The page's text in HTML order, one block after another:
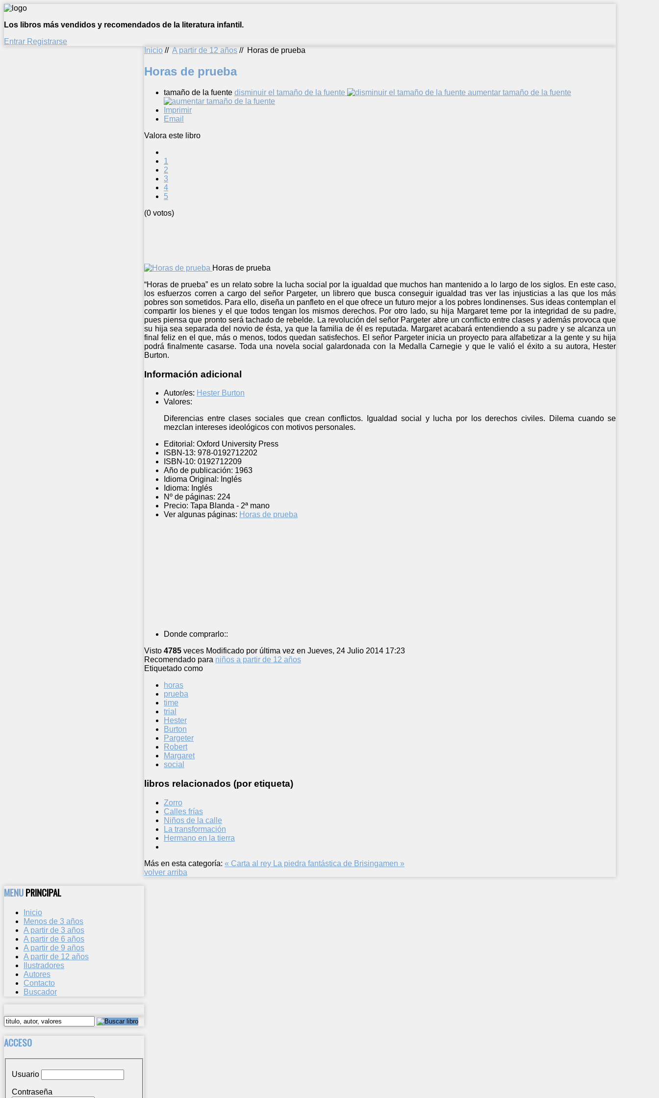
Los libros más vendidos y recomendados de la literatura infantil.
Entrar Registrarse
Inicio // A partir de 12 años // Horas de prueba
Horas de prueba
tamaño de la fuente disminuir el tamaño de la fuente aumentar tamaño de la fuente
Imprimir
Email
Valora este libro
1
2
3
4
5
(0 votos)
Horas de prueba
“Horas de prueba” es un relato sobre la lucha social por la igualdad que muchos han mantenido a lo largo de los siglos. En este caso,
los esfuerzos corren a cargo del señor Pargeter, un librero que busca conseguir igualdad tras ver las injusticias a las que los más
pobres son sometidos. Para ello, diseña un panfleto en el que ofrece un futuro mejor a los pobres londinenses. Sus ideas contemplan el
compartir los bienes y el que todos tengan los mismos derechos. Por otro lado, su hija Margaret teme por la integridad de su padre,
pues piensa que pronto será tachado de rebelde. La revolución del señor Pargeter abre un conflicto entre clases y además provoca que
su hija sea separada del novio de ésta, ya que la familia de él es reputada. Margaret acabará entendiendo a su padre y se alcanza un
final feliz en el que, más o menos, todos quedan satisfechos. El señor Pargeter inicia un proyecto para alfabetizar a la gente y su hija
podrá finalmente casarse. Toda una novela social galardonada con la Medalla Carnegie y que le valió el éxito a su autora, Hester
Burton.
Información adicional
Autor/es: Hester Burton
Valores:
Diferencias entre clases sociales que crean conflictos. Igualdad social y lucha por los derechos civiles. Dilema cuando se
mezclan intereses ideológicos con motivos personales.
Editorial: Oxford University Press
ISBN-13: 978-0192712202
ISBN-10: 0192712209
Año de publicación: 1963
Idioma Original: Inglés
Idioma: Inglés
Nº de páginas: 224
Precio: Tapa Blanda - 2ª mano
Ver algunas páginas: Horas de prueba
Donde comprarlo::
Visto 4785 veces Modificado por última vez en Jueves, 24 Julio 2014 17:23
Recomendado para niños a partir de 12 años
Etiquetado como
horas
prueba
time
trial
Hester
Burton
Pargeter
Robert
Margaret
social
libros relacionados (por etiqueta)
Zorro
Calles frías
Niños de la calle
La transformación
Hermano en la tierra
Más en esta categoría: « Carta al rey La piedra fantástica de Brisingamen »
volver arriba
MENUPRINCIPAL
Inicio
Menos de 3 años
A partir de 3 años
A partir de 6 años
A partir de 9 años
A partir de 12 años
Ilustradores
Autores
Contacto
Buscador
ACCESO
Usuario
Contraseña